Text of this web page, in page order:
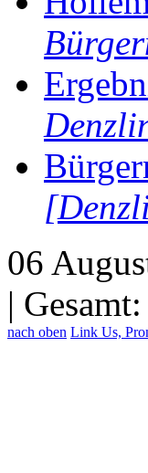
06
|
nach oben Link Us,